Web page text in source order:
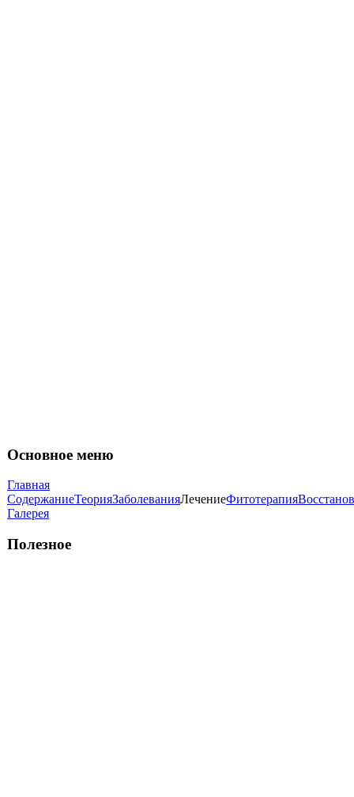
Основное меню
Главная
СодержаниеТеорияЗаболеванияЛечениеФитотерапия
Галерея
Полезное